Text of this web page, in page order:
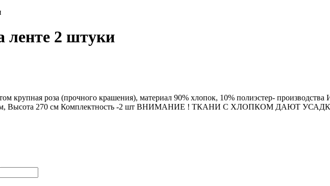
2 штуки
роза (прочного крашения), материал 90% хлопок, 10% полиэстер- производства
см, Высота 270 см Комплектность -2 шт ВНИМАНИЕ ! ТКАНИ С ХЛОПКОМ ДАЮТ